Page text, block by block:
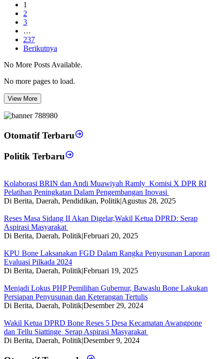
1
2
3
…
237
Berikutnya
No More Posts Available.
No more pages to load.
View More
Otomatif Terbaru
Politik Terbaru
Kolaborasi BRIN dan Andi Muawiyah Ramly Komisi X DPR RI
Pelatihan Peningkatan Dalam Pengembangan Inovasi
Di Berita, Daerah, Pendidikan, Politik|Agustus 28, 2025
Reses Masa Sidang II Akan Digelar,Wakil Ketua DPRD: Serap
Aspirasi Masyarakat
Di Berita, Daerah, Politik|Februari 20, 2025
KPU Bone Laksanakan FGD Dalam Rangka Penyusunan Laporan
Evaluasi Pilkada 2024
Di Berita, Daerah, Politik|Februari 19, 2025
Menjadi Lokus PHP Pemilihan Gubernur, Bawaslu Bone Lakukan
Persiapan Penyusunan dan Keterangan Tertulis
Di Berita, Daerah, Politik|Desember 29, 2024
Wakil Ketua DPRD Bone Reses 5 Desa Kecamatan Awangpone
dan Tellu Siattinge Serap Aspirasi Masyarakat
Di Berita, Daerah, Politik|Desember 9, 2024